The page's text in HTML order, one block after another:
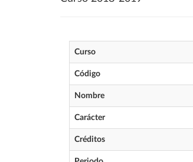
Curso
Código
Nombre
Carácter
Créditos